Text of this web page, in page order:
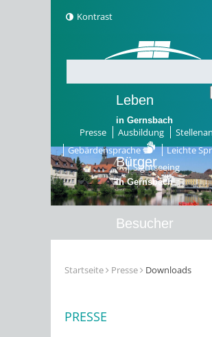
Kontrast
Presse Ausbildung
Gebärdensprache
Leichte
Sightseeing
Leben
in Gernsbach
Bürger
in Gernsbach
Besucher
Startseite Presse Downloads
PRESSE